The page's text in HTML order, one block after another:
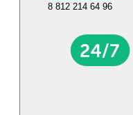
8 812 214 64 96